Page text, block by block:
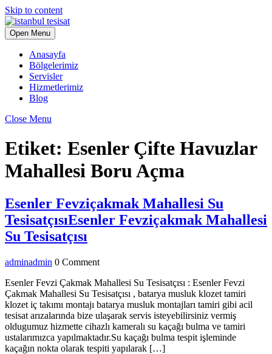
Skip to content
Open Menu
Anasayfa
Bölgelerimiz
Servisler
Hizmetlerimiz
Blog
Close Menu
Etiket: Esenler Çifte Havuzlar
Mahallesi Boru Açma
Esenler Fevziçakmak Mahallesi Su
TesisatçısıEsenler Fevziçakmak Mahallesi
Su Tesisatçısı
adminadmin 0 Comment
Esenler Fevzi Çakmak Mahallesi Su Tesisatçısı : Esenler Fevzi
Çakmak Mahallesi Su Tesisatçısı , batarya musluk klozet tamiri
klozet iç takımı montajı batarya musluk montajları tamiri gibi acil
tesisat arızalarında bize ulaşarak servis isteyebilirsiniz vermiş
oldugumuz hizmette cihazlı kameralı su kaçağı bulma ve tamiri
ustalarımızca yapılmaktadır.Su kaçağı bulma tespit işleminde
kaçağın nokta olarak tespiti yapılarak […]